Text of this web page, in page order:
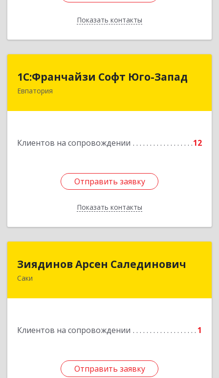
Показать контакты
Назад
1С:Франчайзи Софт Юго-Запад
Евпатория
Клиентов на сопровождении 12
Отправить заявку
Показать контакты
1С:Франчайзи Софт Юго-Запад
297407, Крым Респ, Евпатория г, Победы пр-кт,
Отправить заявку
Назад
Зиядинов Арсен Салединович
Саки
Клиентов на сопровождении 1
Отправить заявку
Отправить заявку